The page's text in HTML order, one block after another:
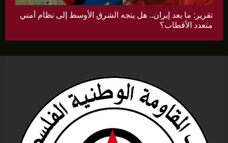
تقرير: ما بعد إيران.. هل يتجه الشرق الأوسط إلى نظام أمني
متعدد الأقطاب؟